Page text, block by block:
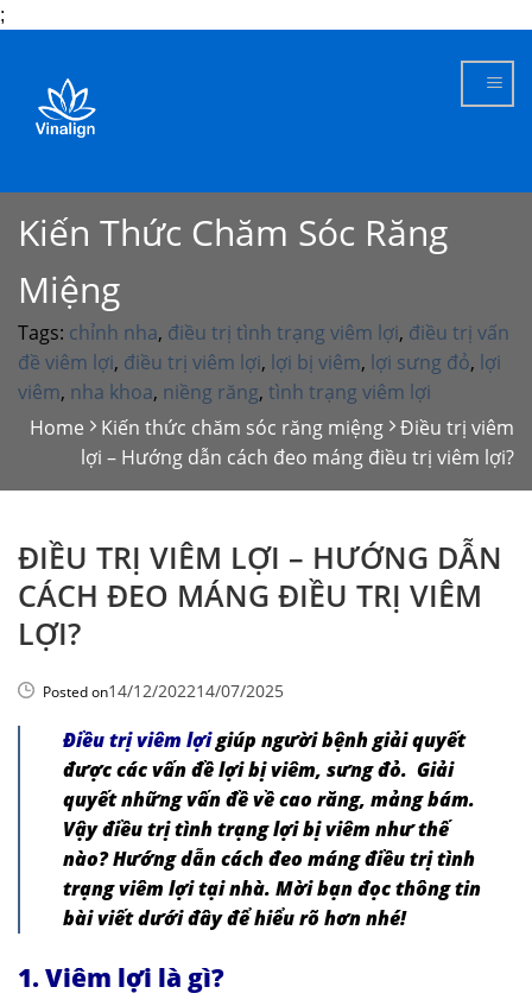
;
content
Kiến Thức Chăm Sóc Răng
Miệng
Tags: chỉnh nha, điều trị tình trạng viêm lợi, điều trị vấn
đề viêm lợi, điều trị viêm lợi, lợi bị viêm, lợi sưng đỏ, lợi
viêm, nha khoa, niềng răng, tình trạng viêm lợi
Home
Kiến thức chăm sóc răng miệng
Điều trị viêm
lợi – Hướng dẫn cách đeo máng điều trị viêm lợi?
ĐIỀU TRỊ VIÊM LỢI – HƯỚNG DẪN
CÁCH ĐEO MÁNG ĐIỀU TRỊ VIÊM
LỢI?
Posted on14/12/202214/07/2025
Điều trị viêm lợigiúp người bệnh giải quyết
được các vấn đề lợi bị viêm, sưng đỏ. Giải
quyết những vấn đề về cao răng, mảng bám.
Vậy điều trị tình trạng lợi bị viêm như thế
nào? Hướng dẫn cách đeo máng điều trị tình
trạng viêm lợi tại nhà. Mời bạn đọc thông tin
bài viết dưới đây để hiểu rõ hơn nhé!
1. Viêm lợi là gì?